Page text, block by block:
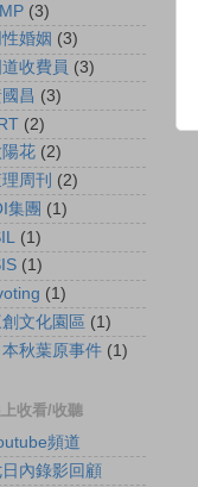
(3)
性婚姻 (3)
道收費員 (3)
昌 (3)
(2)
陽花 (2)
周刊 (2)
集團 (1)
(1)
(1)
(1)
創文化園區 (1)
本秋葉原事件 (1)
收看/收聽
頻道
內錄影回顧